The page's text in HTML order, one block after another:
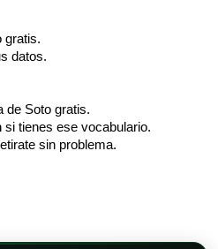
gratis.
datos.
de Soto gratis.
tienes ese vocabulario.
sin problema.